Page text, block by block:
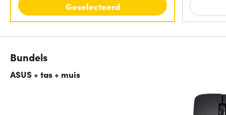
Geselecteerd
Bundels
ASUS + tas + muis